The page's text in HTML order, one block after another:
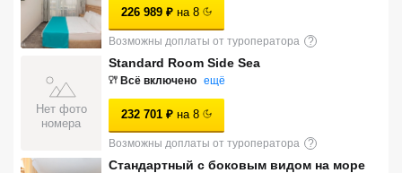
226 989 ₽ на 8
Возможны доплаты от туроператора ?
Нет фото
номера
Standard Room Side Sea
Всё включено ещё
232 701 ₽ на 8
Возможны доплаты от туроператора ?
Стандартный с боковым видом на море
Недорогие отели 4*
звезды
Лучшие отели 3* звезды
Недорогие отели 3*
звезды
Сетевые отели Турции